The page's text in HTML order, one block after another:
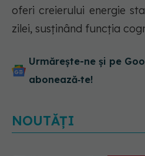
oferi creierului energie
zilei, susținând funcția
Urmărește-ne și pe
abonează‑te!
NOUTĂȚI